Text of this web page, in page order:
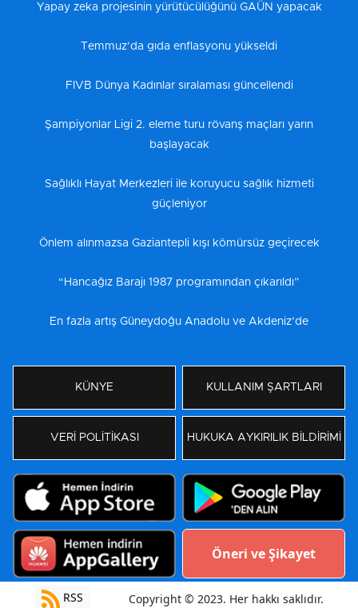
Yapay zeka projesinin yürütücülüğünü GAÜN yapacak
Temmuz’da gıda enflasyonu yükseldi
FIVB Dünya Kadınlar sıralaması güncellendi
Şampiyonlar Ligi 2. eleme turu rövanş maçları yarın
başlayacak
Sağlıklı Hayat Merkezleri ile koruyucu sağlık hizmeti
güçleniyor
Önlem alınmazsa Gaziantepli kışı kömürsüz geçirecek
“Hancağız Barajı 1987 programından çıkarıldı”
En fazla artış Güneydoğu Anadolu ve Akdeniz’de
KÜNYE KULLANIM ŞARTLARI
VERİ POLİTİKASI HUKUKA AYKIRILIK BİLDİRİMİ
Öneri ve Şikayet
RSS Copyright © 2023. Her hakkı saklıdır.